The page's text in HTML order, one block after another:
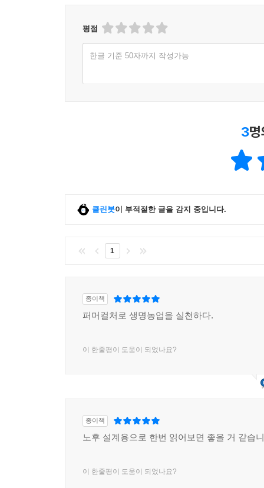
평점
한글 기준 50자까지 작성가능
3
클린봇이 부적절한 글을 감지 중입니다.
1
종이책
퍼머컬처로 생명농업을 실천하다.
이 한줄평이 도움이 되었나요?
종이책
노후 설계용으로 한번 읽어보면 좋을 거 같습
이 한줄평이 도움이 되었나요?